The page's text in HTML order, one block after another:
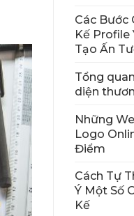
Các Bước
Kế Profile
Tạo Ấn
Tổng
diện
Những
Logo
Điểm
Cách Tự
Ý Một Số
Kế